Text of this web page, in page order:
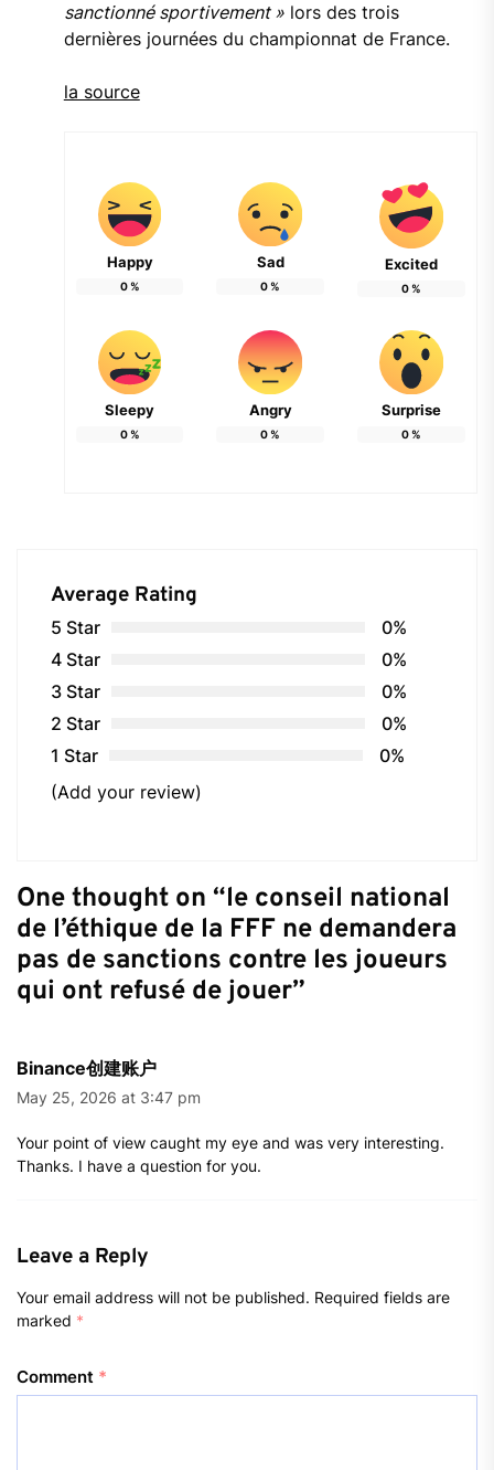
sanctionné sportivement »lors des trois
dernières journées du championnat de France.
la source
Happy
0%
Sad
0%
Excited
0%
Sleepy
0%
Angry
0%
Surprise
0%
Average Rating
5 Star
0%
4 Star
0%
3 Star
0%
2 Star
0%
1 Star
0%
(Add your review)
One thought on “le conseil national
de l’éthique de la FFF ne demandera
pas de sanctions contre les joueurs
qui ont refusé de jouer”
Binance创建账户
May 25, 2026 at 3:47 pm
Your point of view caught my eye and was very interesting.
Thanks. I have a question for you.
Leave a Reply
Your email address will not be published. Required fields are
marked *
Comment *